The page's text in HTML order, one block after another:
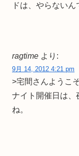
ドは、やらないん
ragtime より:
9月 14, 2012 4:21 pm
>宅間さんようこ
ナイト開催日は、
ね。